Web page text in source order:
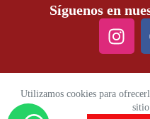
Utilizamos cookies para
Síguenos en